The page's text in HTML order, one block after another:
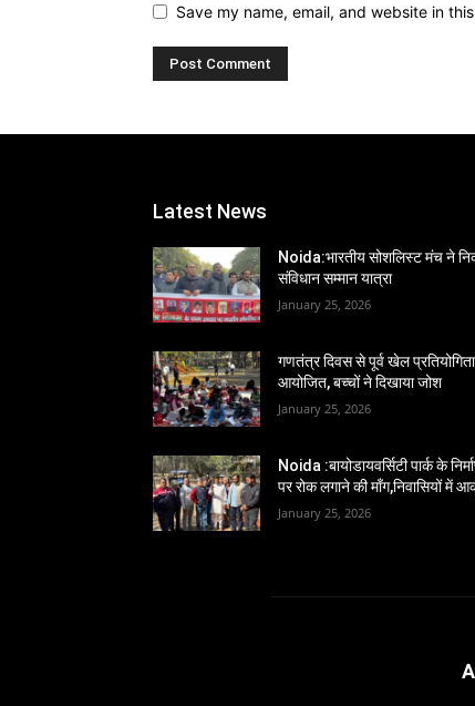
Save my name, email, and website in
Latest News
Noida:भारतीय सोशलिस्ट मंच ने
संविधान सम्मान यात्रा
January 25, 2026
गणतंत्र दिवस से पूर्व खेल प्रतियोगिता
आयोजित, बच्चों ने दिखाया जोश
January 25, 2026
Noida :बायोडायवर्सिटी पार्क के
पर रोक लगाने की माँग,निवासियों में
January 25, 2026